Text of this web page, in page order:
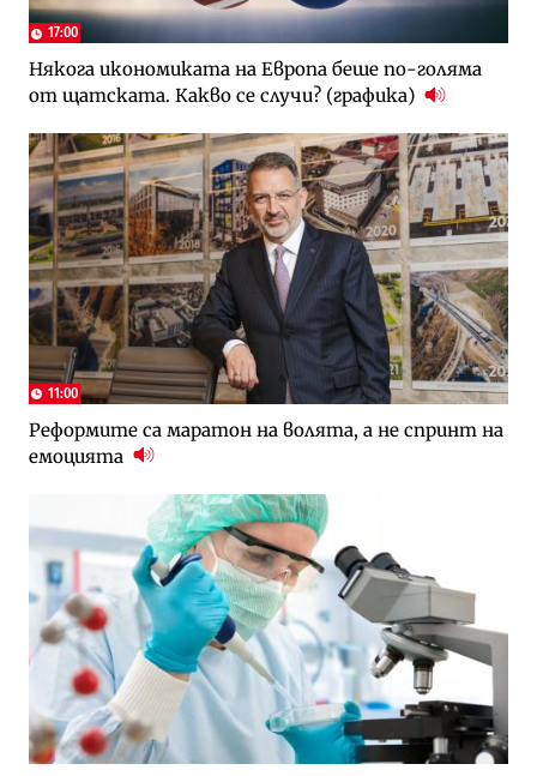
17:00
Някога икономиката на Европа беше по-голяма
от щатската. Какво се случи? (графика)
11:00
Реформите са маратон на волята, а не спринт на
емоцията